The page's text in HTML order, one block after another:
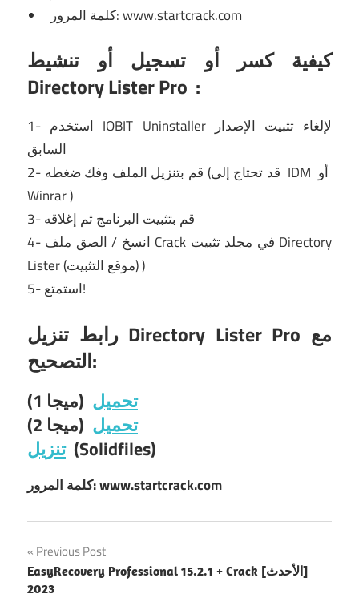
كلمة المرور: www.startcrack.com
كيفية كسر أو تسجيل أو تنشيط
Directory Lister Pro :
IOBIT Uninstaller لإلغاء تثبيت الإصدار
IDM
Winrar)
3- قم بتثبيت البرنامج ثم إغلاقه
4- انسخ / الصق ملف Crack في مجلد تثبيت Directory
Lister (موقع التثبيت) )
5- استمتع!
رابط تنزيل Directory Lister Pro مع
التصحيح:
تحميل (ميجا 1)
تحميل (ميجا 2)
تنزيل(Solidfiles)
كلمة المرور: www.startcrack.com
Post
navigation
Previous Post
EasyRecovery Professional 15.2.1 + Crack [الأحدث]
2023